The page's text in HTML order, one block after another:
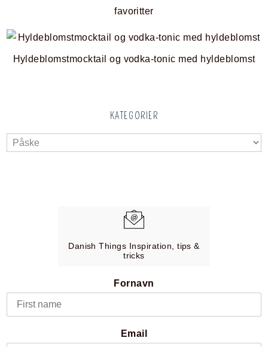
favoritter
Hyldeblomstmocktail og vodka-tonic med hyldeblomst
KATEGORIER
Danish Things Inspiration, tips &
tricks
Fornavn
Email